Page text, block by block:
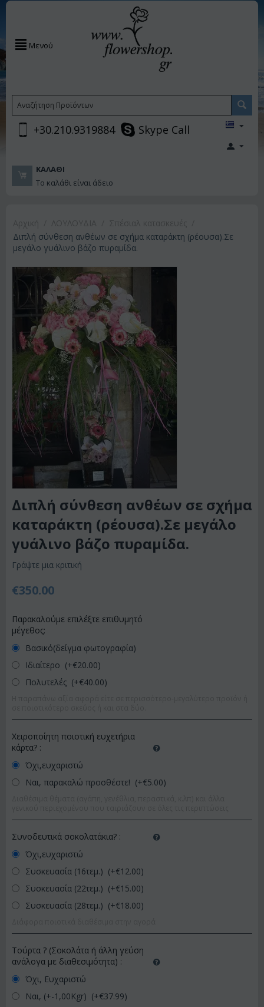
Μενού
+30.210.9319884 Skype Call
ΚΑΛΆΘΙ
Το καλάθι είναι άδειο
Διπλή σύνθεση ανθέων σε σχήμα καταράκτη (ρέουσα).Σε
μεγάλο γυάλινο βάζο πυραμίδα.
Διπλή σύνθεση ανθέων σε σχήμα
καταράκτη (ρέουσα).Σε μεγάλο
γυάλινο βάζο πυραμίδα.
Γράψτε μια κριτική
€350.00
Παρακαλούμε επιλέξτε επιθυμητό
μέγεθος:
Βασικό(δείγμα φωτογραφία)
Ιδιαίτερο (+€20.00)
Πολυτελές (+€40.00)
Χειροποίητη ποιοτική ευχετήρια
κάρτα? :
Όχι,ευχαριστώ
Ναι, παρακαλώ προσθέστε! (+€5.00)
Συνοδευτικά σοκολατάκια? :
Όχι,ευχαριστώ
Συσκευασία (16τεμ.) (+€12.00)
Συσκευασία (22τεμ.) (+€15.00)
Συσκευασία (28τεμ.) (+€18.00)
Τούρτα ? (Σοκολάτα ή άλλη γεύση
ανάλογα με διαθεσιμότητα) :
Όχι, Ευχαριστώ
Ναι, (+-1,00Kgr) (+€37.99)